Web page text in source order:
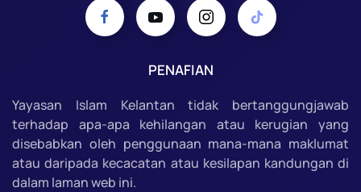
PENAFIAN
Yayasan Islam Kelantan tidak bertanggungjawab
terhadap apa-apa kehilangan atau kerugian yang
disebabkan oleh penggunaan mana-mana maklumat
atau daripada kecacatan atau kesilapan kandungan di
dalam laman web ini.